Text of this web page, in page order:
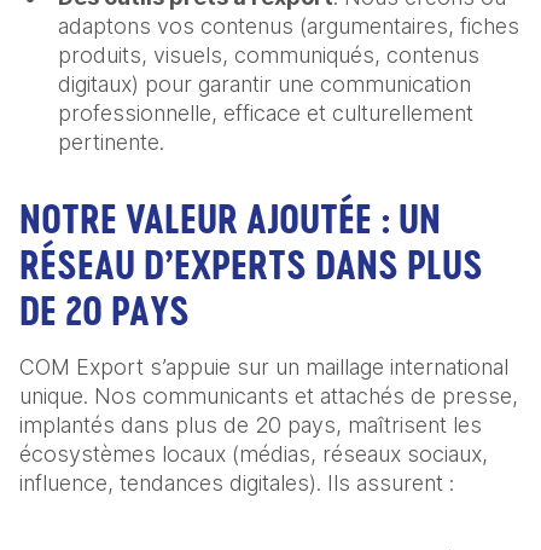
adaptons vos contenus (argumentaires, fiches
produits, visuels, communiqués, contenus
digitaux) pour garantir une communication
professionnelle, efficace et culturellement
pertinente.
NOTRE VALEUR AJOUTÉE : UN
RÉSEAU D’EXPERTS DANS PLUS
DE 20 PAYS
COM Export s’appuie sur un maillage international
unique. Nos communicants et attachés de presse,
implantés dans plus de 20 pays, maîtrisent les
écosystèmes locaux (médias, réseaux sociaux,
influence, tendances digitales). Ils assurent :